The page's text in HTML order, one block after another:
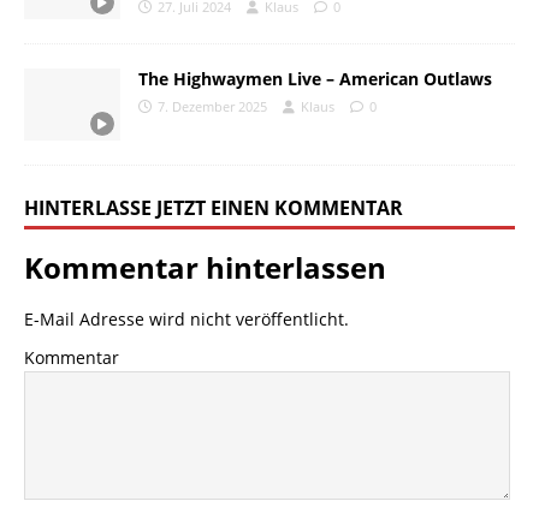
27. Juli 2024 Klaus 0
The Highwaymen Live – American Outlaws
7. Dezember 2025 Klaus 0
HINTERLASSE JETZT EINEN KOMMENTAR
Kommentar hinterlassen
E-Mail Adresse wird nicht veröffentlicht.
Kommentar